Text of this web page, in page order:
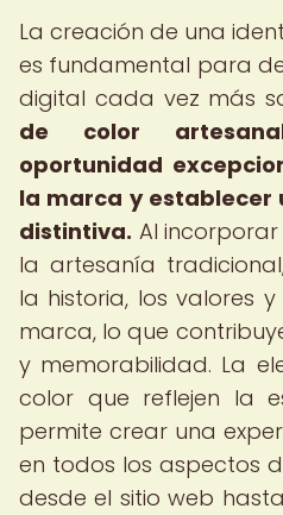
La creación de una
es fundamental para
digital cada vez más
de color
oportunidad
la marca y establecer
distintiva. Al
la artesanía
la historia, los valores
marca, lo que
y memorabilidad. La
color que reflejen la
permite crear una
en todos los aspectos
desde el sitio web